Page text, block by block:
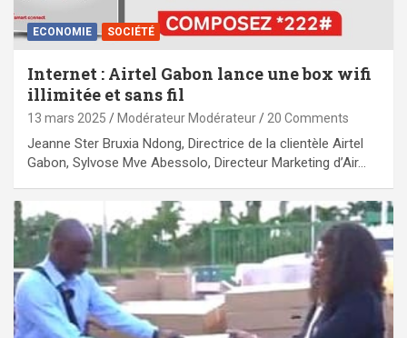
ECONOMIE SOCIÉTÉ
Internet : Airtel Gabon lance une box wifi
illimitée et sans fil
13 mars 2025 Modérateur Modérateur 20 Comments
Jeanne Ster Bruxia Ndong, Directrice de la clientèle Airtel
Gabon, Sylvose Mve Abessolo, Directeur Marketing d’Air…